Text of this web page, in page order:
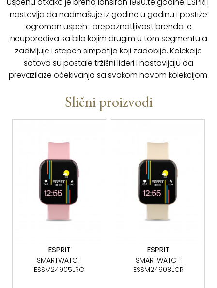
nastavlja da nadmašuje iz godine u godinu i postiže
ogroman uspeh : prepoznatljivost brenda je
neuporediva sa bilo kojim drugim u tom segmentu a
zadivljuje i stepen simpatija koji zadobija. Kolekcije
satova su postale tržišni lideri i nastavljaju da
prevazilaze očekivanja sa svakom novom kolekcijom.
Slični proizvodi
ESPRIT
SMARTWATCH
ESSM24905LRO
ESPRIT
SMARTWATCH
ESSM24908LCR